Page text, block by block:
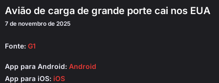
Avião de carga de grande porte cai nos EUA
7 de novembro de 2025
Fonte: G1
App para Android: Android
App para iOS: iOS